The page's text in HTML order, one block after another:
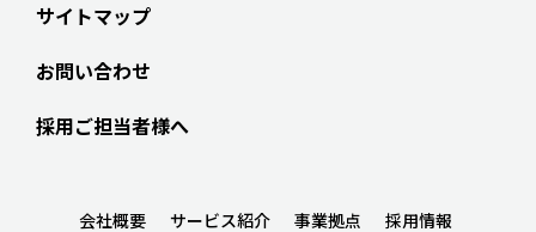
サイトマップ
お問い合わせ
採用ご担当者様へ
会社概要 サービス紹介 事業拠点 採用情報